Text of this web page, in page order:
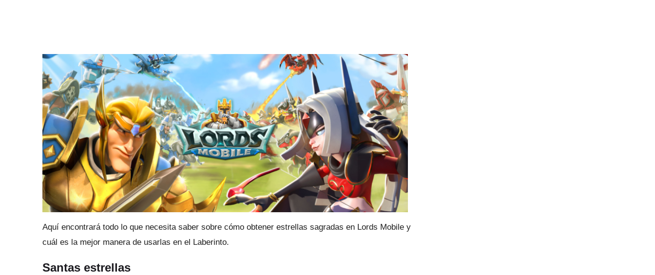
Aquí encontrará todo lo que necesita saber sobre cómo obtener estrellas sagradas en Lords Mobile y
cuál es la mejor manera de usarlas en el Laberinto.
Santas estrellas